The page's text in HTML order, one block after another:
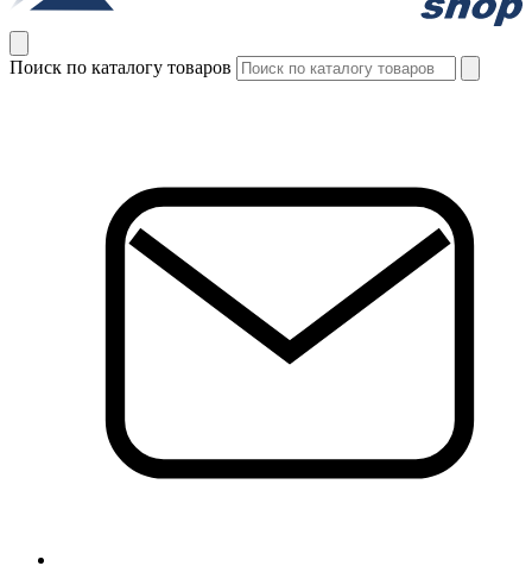
Поиск по каталогу товаров